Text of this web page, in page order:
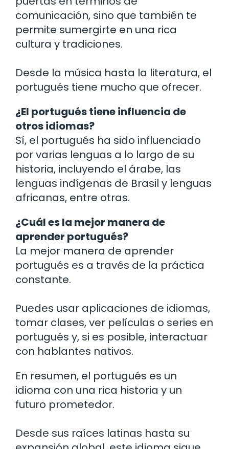
comunicación, sino que también te
permite sumergirte en una rica
cultura y tradiciones.
Desde la música hasta la literatura, el
portugués tiene mucho que ofrecer.
¿El portugués tiene influencia de
otros idiomas?
Sí, el portugués ha sido influenciado
por varias lenguas a lo largo de su
historia, incluyendo el árabe, las
lenguas indígenas de Brasil y lenguas
africanas, entre otras.
¿Cuál es la mejor manera de
aprender portugués?
La mejor manera de aprender
portugués es a través de la práctica
constante.
Puedes usar aplicaciones de idiomas,
tomar clases, ver películas o series en
portugués y, si es posible, interactuar
con hablantes nativos.
En resumen, el portugués es un
idioma con una rica historia y un
futuro prometedor.
Desde sus raíces latinas hasta su